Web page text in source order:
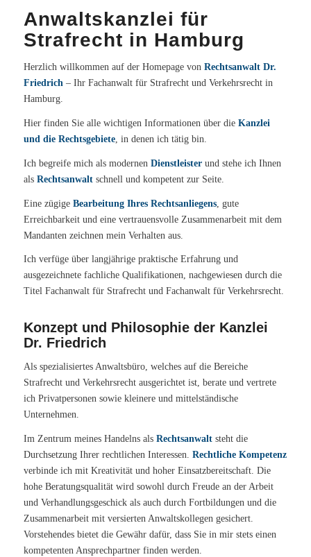
Anwaltskanzlei für
Strafrecht in Hamburg
Herzlich willkommen auf der Homepage von Rechtsanwalt Dr.
Friedrich – Ihr Fachanwalt für Strafrecht und Verkehrsrecht in
Hamburg.
Hier finden Sie alle wichtigen Informationen über die Kanzlei
und die Rechtsgebiete, in denen ich tätig bin.
Ich begreife mich als modernen Dienstleisterund stehe ich Ihnen
als Rechtsanwaltschnell und kompetent zur Seite.
Eine zügige Bearbeitung Ihres Rechtsanliegens, gute
Erreichbarkeit und eine vertrauensvolle Zusammenarbeit mit dem
Mandanten zeichnen mein Verhalten aus.
Ich verfüge über langjährige praktische Erfahrung und
ausgezeichnete fachliche Qualifikationen, nachgewiesen durch die
Titel Fachanwalt für Strafrecht und Fachanwalt für Verkehrsrecht.
Konzept und Philosophie der Kanzlei
Dr. Friedrich
Als spezialisiertes Anwaltsbüro, welches auf die Bereiche
Strafrecht und Verkehrsrecht ausgerichtet ist, berate und vertrete
ich Privatpersonen sowie kleinere und mittelständische
Unternehmen.
Im Zentrum meines Handelns als Rechtsanwaltsteht die
Durchsetzung Ihrer rechtlichen Interessen. Rechtliche Kompetenz
verbinde ich mit Kreativität und hoher Einsatzbereitschaft. Die
hohe Beratungsqualität wird sowohl durch Freude an der Arbeit
und Verhandlungsgeschick als auch durch Fortbildungen und die
Zusammenarbeit mit versierten Anwaltskollegen gesichert.
Vorstehendes bietet die Gewähr dafür, dass Sie in mir stets einen
kompetenten Ansprechpartner finden werden.